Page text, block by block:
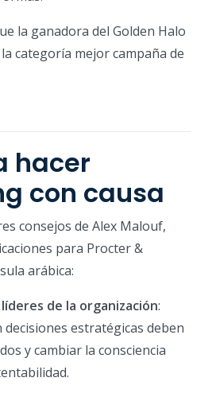
la ganadora del Golden Halo
categoría mejor campaña de
hacer
con causa
consejos de Alex Malouf,
para Procter &
arábica:
de la organización:
estratégicas deben
y cambiar la consciencia